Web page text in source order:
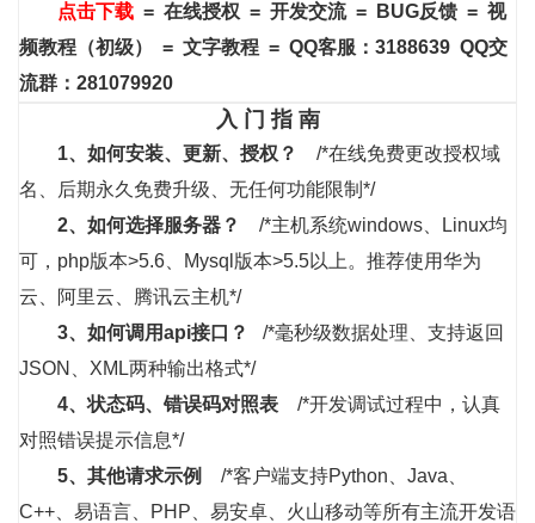
点击下载 = 在线授权 = 开发交流= BUG反馈 = 视
频教程 （初级） = 文字教程 = QQ客服：3188639 QQ交
流群：281079920
入 门 指 南
1、 如何安装、更新、授权？
/*在线免费更改授权域
名、后期永久免费升级、无任何功能限制*/
2、如何选择服务器？ /*主机系统windows、Linux均
可，php版本>5.6、Mysql版本>5.5以上。推荐使用华为
云、阿里云、腾讯云主机*/
3、 如何调用api接口？
/*毫秒级数据处理、支持返回
JSON、XML两种输出格式*/
4、状态码、错误码对照表
/*开发调试过程中，认真
对照错误提示信息*/
5、 其他请求示例
/*客户端支持Python、Java、
C++、易语言、PHP、易安卓、火山移动等所有主流开发语